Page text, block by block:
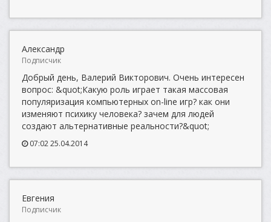
Александр
Подписчик
Добрый день, Валерий Викторович. Очень интересен
вопрос: &quot;Какую роль играет такая массовая
популяризация компьютерных on-line игр? как они
изменяют психику человека? зачем для людей
создают альтернативные реальности?&quot;
07:02 25.04.2014
Евгения
Подписчик